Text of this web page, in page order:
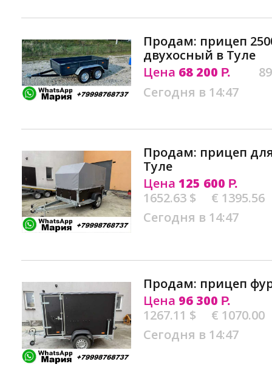
Продам: прицеп
двухосный в Туле
Цена 68 200 Р.
Сегодня в 14:47
Продам: прицеп
Туле
Цена 125 600 Р.
1652.63 $
€ 1395.56
Сегодня в 14:47
Продам: прицеп
Цена 96 300 Р.
1267.11 $
€ 1070.00
Сегодня в 14:47